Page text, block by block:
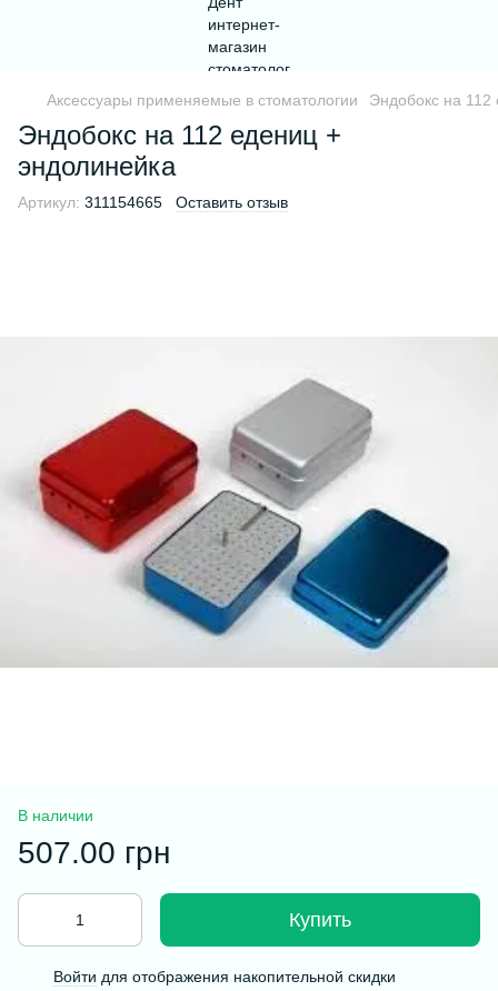
Аксессуары применяемые в стоматологии Эндобокс на 112
Эндобокс на 112 едениц +
эндолинейка
Артикул: 311154665 Оставить отзыв
В наличии
507.00 грн
Купить
Войти для отображения накопительной скидки